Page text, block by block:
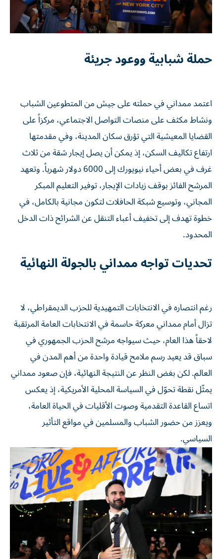
حملة شبابية ووعود جريئة
اعتمد ممداني في حملته على جيش من المتطوعين الشباب
ونشاط مكثف على منصات التواصل الاجتماعي، مركزاً على
القضايا المعيشية التي تؤرق سكان المدينة، وفي مقدمتها
ارتفاع تكاليف السكن، إذ يمكن أن يصل إيجار شقة من ثلاث
غرف في بعض أحياء نيويورك إلى 6000 دولار شهرياً. وتعهد
المرشح الفائز بوقف زيادات الإيجار، توفير التعليم المبكر
المجاني، وتوسيع شبكة الحافلات لتكون مجانية بالكامل، في
خطوة تهدف إلى تخفيف أعباء التنقل عن الشرائح ذات الدخل
المحدود.
تحديات تواجه ممداني بالجولة النهائية
رغم انتصاره في الانتخابات التمهيدية للحزب الديمقراطي، لا
تزال أمام ممداني معركة حاسمة في الانتخابات العامة المرتقبة
لاحقاً هذا العام، حيث سيواجه مرشح الحزب الجمهوري في
سباق قد يعيد رسم ملامح قيادة واحدة من أهم المدن في
العالم. لكن بغض النظر عن النتيجة النهائية، فإن صعود ممداني
يمثّل نقطة تحوّل في السياسة المحلية الأمريكية، إذ يعكس
اتساع القاعدة التقدمية وصوت الأقليات في الحياة العامة،
ويعزز من حضور الشباب والمسلمين في مواقع التأثير
السياسي.